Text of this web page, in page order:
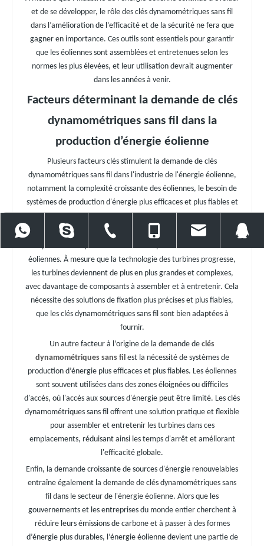
et de se développer, le rôle des clés dynamométriques sans fil
dans l’amélioration de l’efficacité et de la sécurité ne fera que
gagner en importance. Ces outils sont essentiels pour garantir
que les éoliennes sont assemblées et entretenues selon les
normes les plus élevées, et leur utilisation devrait augmenter
dans les années à venir.
Facteurs déterminant la demande de clés
dynamométriques sans fil dans la
production d’énergie éolienne
Plusieurs facteurs clés stimulent la demande de clés
dynamométriques sans fil dans l'industrie de l'énergie éolienne,
notamment la complexité croissante des éoliennes, le besoin de
systèmes de production d'énergie plus efficaces et plus fiables et
L’un des principaux facteurs à l’origine de la demande de clés
dynamométriques sans fil est la complexité croissante des
éoliennes. À mesure que la technologie des turbines progresse,
les turbines deviennent de plus en plus grandes et complexes,
avec davantage de composants à assembler et à entretenir. Cela
nécessite des solutions de fixation plus précises et plus fiables,
que les clés dynamométriques sans fil sont bien adaptées à
fournir.
Un autre facteur à l’origine de la demande de clés
dynamométriques sans fil est la nécessité de systèmes de
production d’énergie plus efficaces et plus fiables. Les éoliennes
sont souvent utilisées dans des zones éloignées ou difficiles
d'accès, où l'accès aux sources d'énergie peut être limité. Les clés
dynamométriques sans fil offrent une solution pratique et flexible
pour assembler et entretenir les turbines dans ces
emplacements, réduisant ainsi les temps d'arrêt et améliorant
l'efficacité globale.
Enfin, la demande croissante de sources d'énergie renouvelables
entraîne également la demande de clés dynamométriques sans
fil dans le secteur de l'énergie éolienne. Alors que les
gouvernements et les entreprises du monde entier cherchent à
réduire leurs émissions de carbone et à passer à des formes
d’énergie plus durables, l’énergie éolienne devient une partie de
+86 1591853455086 13971022778 86 13971022778